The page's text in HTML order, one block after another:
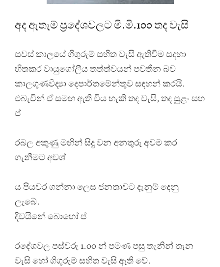
අද ඇතැම් ප්‍රදේශවලට මි.මි.100 තද වැසි
සවස් කාලයේ ගිගුරුම් සහිත වැසි ඇතිවීම සදහා
හිතකර වායුගෝලීය තත්ත්වයන් පවතීන බව
කාලගුණවිද්‍යා දෙපාර්තමේන්තුව සඳහන් කරයි.
එබැවින් ඒ සමඟ ඇති විය හැකි තද වැසි, තද සුළං සහ
ප්
රබල අකුණු මඟින් සිදු වන අනතුරු අවම කර
ගැනීමට අවශ්
ය පියවර ගන්නා ලෙස ජනතාවට දැනුම් දෙනු
ලැබේ.
දිවයිනේ බොහෝ ප්
රදේශවල පස්වරු 1.00 න් පමණ පසු තැනින් තැන
වැසි හෝ ගිගුරුම් සහිත වැසි ඇති වේ.